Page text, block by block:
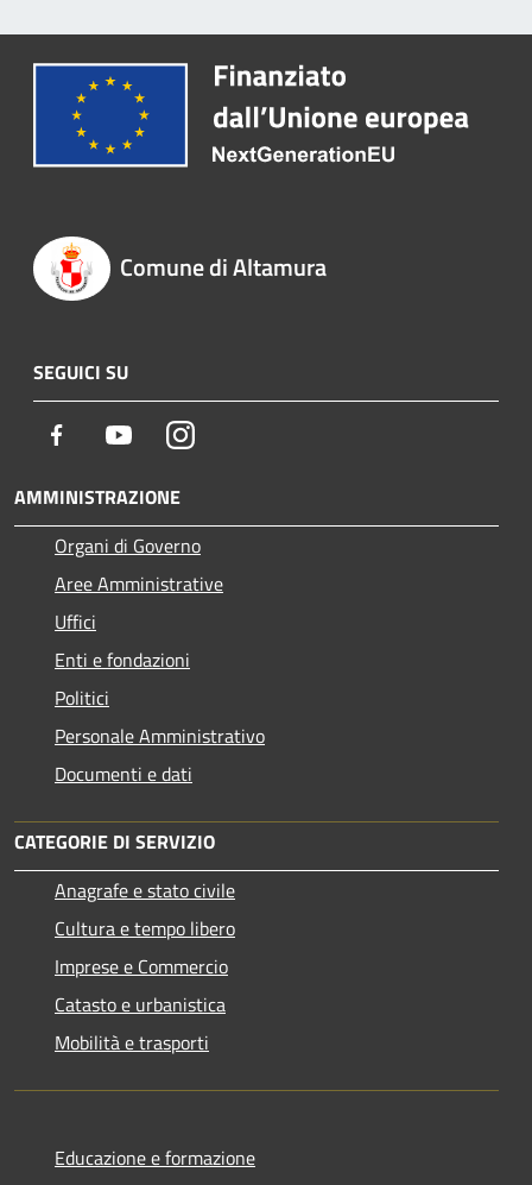
Comune di Altamura
SEGUICI SU
Facebook YoutubeInstagram
AMMINISTRAZIONE
Organi di Governo
Aree Amministrative
Uffici
Enti e fondazioni
Politici
Personale Amministrativo
Documenti e dati
CATEGORIE DI SERVIZIO
Anagrafe e stato civile
Cultura e tempo libero
Imprese e Commercio
Catasto e urbanistica
Mobilità e trasporti
Educazione e formazione